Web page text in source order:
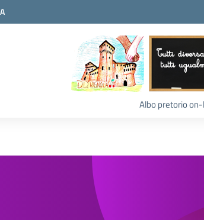
Albo pretorio